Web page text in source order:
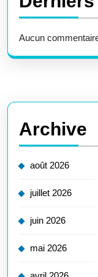
Aucun
Archive
août 2026
juillet 2026
juin 2026
mai 2026